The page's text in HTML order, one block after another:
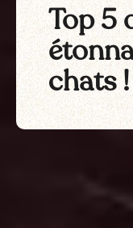
Top 5
chats !